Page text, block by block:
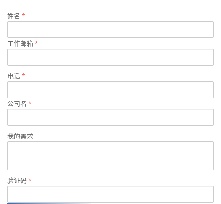
姓名 *
工作邮箱*
电话*
公司名 *
我的需求
验证码*